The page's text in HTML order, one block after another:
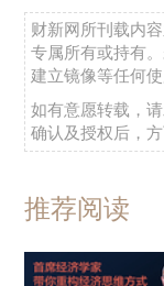
财新网所刊载内
专属所有或持有
建立镜像等任何使
如有意愿转载，
确认及授权后，方
推荐阅读